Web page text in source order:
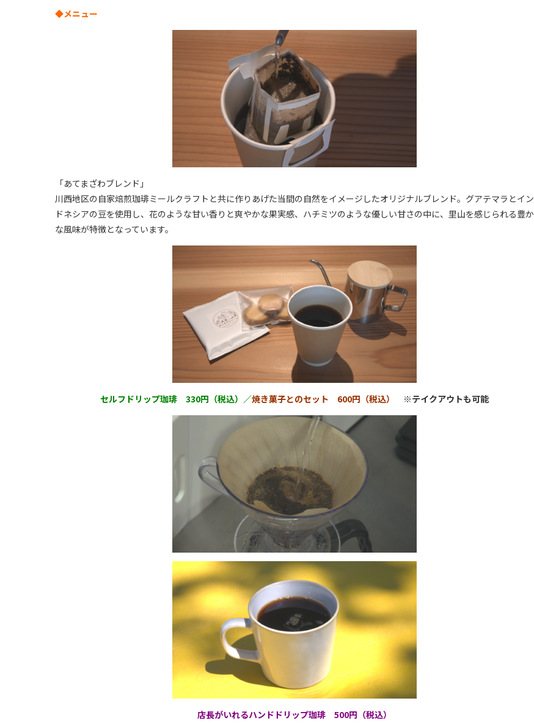
◆メニュー
「あてまざわブレンド」
川西地区の自家焙煎珈琲ミールクラフトと共に作りあげた当間の自然をイメージしたオリジナルブレンド。グアテマラとイン
ドネシアの豆を使用し、花のような甘い香りと爽やかな果実感、ハチミツのような優しい甘さの中に、里山を感じられる豊か
な風味が特徴となっています。
セルフドリップ珈琲 330円（税込） ／焼き菓子とのセット 600円（税込） ※テイクアウトも可能
店長がいれるハンドドリップ珈琲 500円（税込）